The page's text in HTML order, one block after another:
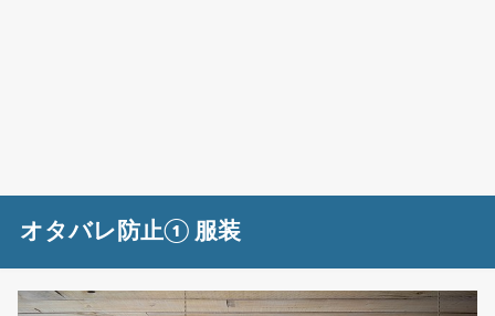
オタバレ防止① 服装